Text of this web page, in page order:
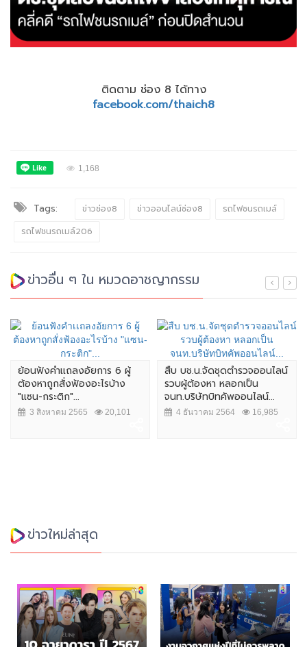
ติดตาม ช่อง 8 ได้ทาง
facebook.com/thaich8
1,168
Tags: ข่าวช่อง8 ข่าวออนไลน์ช่อง8
รถไฟชนรถเมล์
รถไฟชนรถเมล์206
ข่าวอื่น ๆ ใน หมวดอาชญากรรม
ย้อนฟังคำเเถลงอัยการ 6 ผู้
ต้องหาถูกสั่งฟ้องอะไรบ้าง
"แซน-กระติก"...
3 สิงหาคม 2565 20,101
สืบ บช.น.จัดชุดตำรวจออนไลน์
รวบผู้ต้องหา หลอกเป็น
จนท.บริษัทบิทคัพออนไลน์...
4 ธันวาคม 2564 16,985
ข่าวใหม่ล่าสุด